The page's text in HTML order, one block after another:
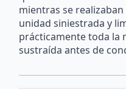
mientras se
unidad siniestrada y
prácticamente toda la
sustraída antes de